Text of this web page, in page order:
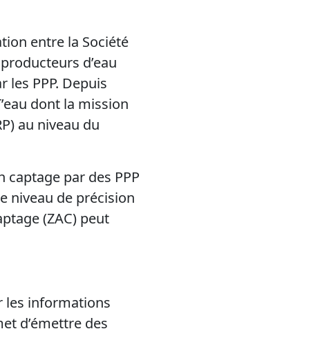
entre la Société
d’eau
PPP. Depuis
dont la mission
au niveau du
captage par des PPP
niveau de précision
(ZAC) peut
les informations
d’émettre des